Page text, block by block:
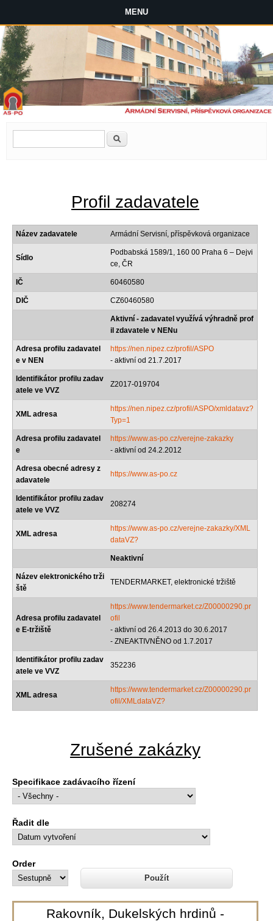
MENU
Profil zadavatele
Název zadavatele Armádní Servisní, příspěvková organizace
Sídlo
Podbabská 1589/1, 160 00 Praha 6 – Dejvi
ce, ČR
IČ 60460580
DIČ CZ60460580
Aktivní - zadavatel využívá výhradně prof
il zdavatele v NENu
Adresa profilu zadavatel
e v NEN
https://nen.nipez.cz/profil/ASPO
- aktivní od 21.7.2017
Identifikátor profilu zadav
atele ve VVZ
Z2017-019704
XML adresa
https://nen.nipez.cz/profil/ASPO/xmldatavz?
Typ=1
Adresa profilu zadavatel
e
https://www.as-po.cz/verejne-zakazky
- aktivní od 24.2.2012
Adresa obecné adresy z
adavatele
https://www.as-po.cz
Identifikátor profilu zadav
atele ve VVZ
208274
XML adresa
https://www.as-po.cz/verejne-zakazky/XML
dataVZ?
Neaktivní
Název elektronického trži
ště
TENDERMARKET, elektronické tržiště
Adresa profilu zadavatel
e E-tržiště
https://www.tendermarket.cz/Z00000290.pr
ofil
- aktivní od 26.4.2013 do 30.6.2017
- ZNEAKTIVNĚNO od 1.7.2017
Identifikátor profilu zadav
atele ve VVZ
352236
XML adresa
https://www.tendermarket.cz/Z00000290.pr
ofil/XMLdataVZ?
Zrušené zakázky
Specifikace zadávacího řízení
Řadit dle
Order
Rakovník, Dukelských hrdinů -